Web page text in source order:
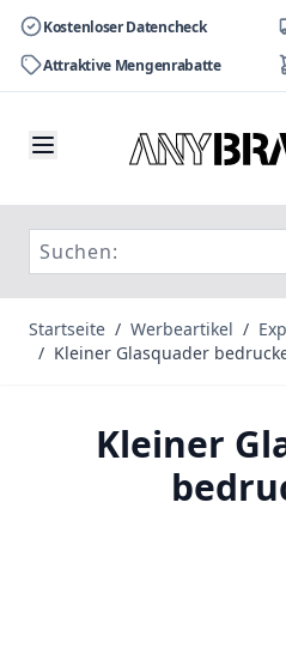
Kostenloser Datencheck
Attraktive Mengenrabatte
Startseite / Werbeartikel /
/ Kleiner Glasquader
Kleiner